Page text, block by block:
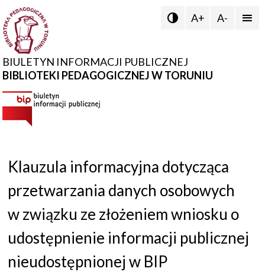
BIULETYN INFORMACJI PUBLICZNEJ
BIBLIOTEKI PEDAGOGICZNEJ W TORUNIU
 A+ A- 
Klauzula informacyjna dotycząca
przetwarzania danych osobowych
w związku ze złożeniem wniosku o
udostępnienie informacji publicznej
nieudostępnionej w BIP